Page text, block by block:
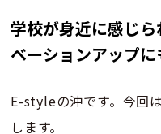
学校が身近に感じ
ベーションアップに
E-styleの沖です。今回
します。